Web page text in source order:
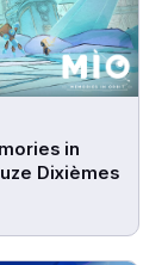
in
Dixièmes